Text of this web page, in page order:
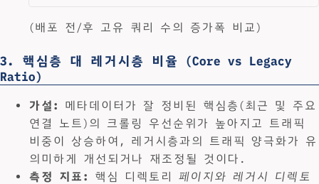
(배포 전/후 고유 쿼리 수의 증가폭 비교)
3. 핵심층 대 레거시층 비율 (Core vs Legacy
Ratio)
가설:
메타데이터가 잘 정비된 핵심층(최근 및 주요
연결 노트)의 크롤링 우선순위가 높아지고 트래픽
비중이 상승하여, 레거시층과의 트래픽 양극화가 유
의미하게 개선되거나 재조정될 것이다.
측정 지표:
핵심 디렉토리 페이지와 레거시 디렉토